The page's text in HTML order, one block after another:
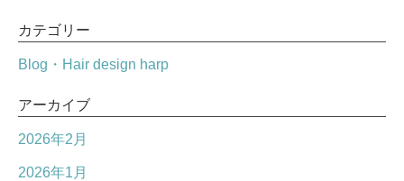
カテゴリー
Blog・Hair design harp
アーカイブ
2026年2月
2026年1月